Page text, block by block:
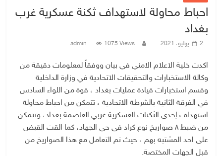
احباط محاولة لاستهداف ثكنة عسكرية غرب
بغداد
2 يوليو، 2021 admin 1075 Views
اكدت خلية الاعلام الامني في بيان ووفقاً لمعلومات دقيقة من
وكالة الاستخبارات والتحقيقات الاتحادية في وزارة الداخلية
وقسم استخبارات قيادة عمليات بغداد ، قوة من اللواء السادس
في الفرقة الثانية بالشرطة الاتحادية ، تتمكن من احباط محاولة
استهداف إحدى الثكنات العسكرية غربي العاصمة بغداد، وتتمكن
من ضبط ٨ صواريخ نوع كراد في حي الجهاد، كما القت القبض
على احد المشتبه بهم ، حيث تم التعامل مع هذا الصواريخ من
قبل الجهات المختصة.